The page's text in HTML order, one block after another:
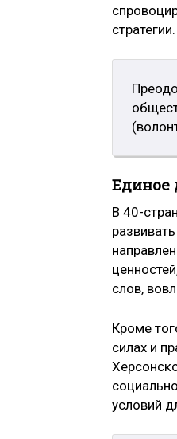
стратегии.
Единое
В 40-
слов,
Кроме
силах и
условий